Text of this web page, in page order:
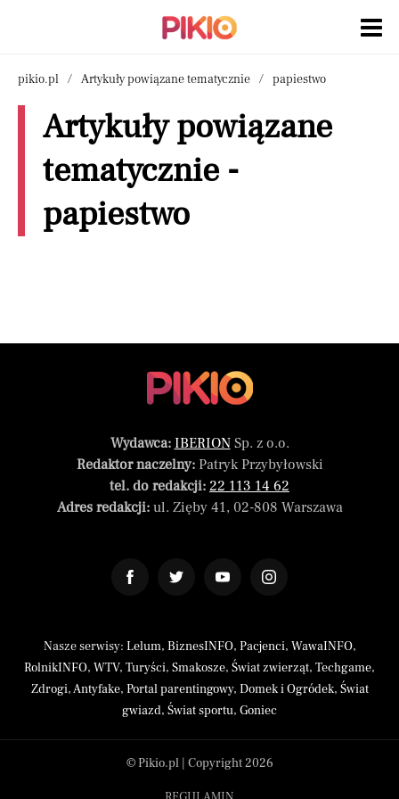
pikio.pl Artykuły powiązane tematycznie papiestwo
Artykuły powiązane
tematycznie -
papiestwo
Wydawca: IBERIONSp. z o.o.
Redaktor naczelny:Patryk Przybyłowski
tel. do redakcji: 22 113 14 62
Adres redakcji:ul. Zięby 41, 02-808 Warszawa
Nasze serwisy: Lelum, BiznesINFO, Pacjenci, WawaINFO,
RolnikINFO, WTV, Turyści, Smakosze, Świat zwierząt, Techgame,
Zdrogi,Antyfake, Portal parentingowy, Domek i Ogródek, Świat
gwiazd, Świat sportu, Goniec
© Pikio.pl | Copyright 2026